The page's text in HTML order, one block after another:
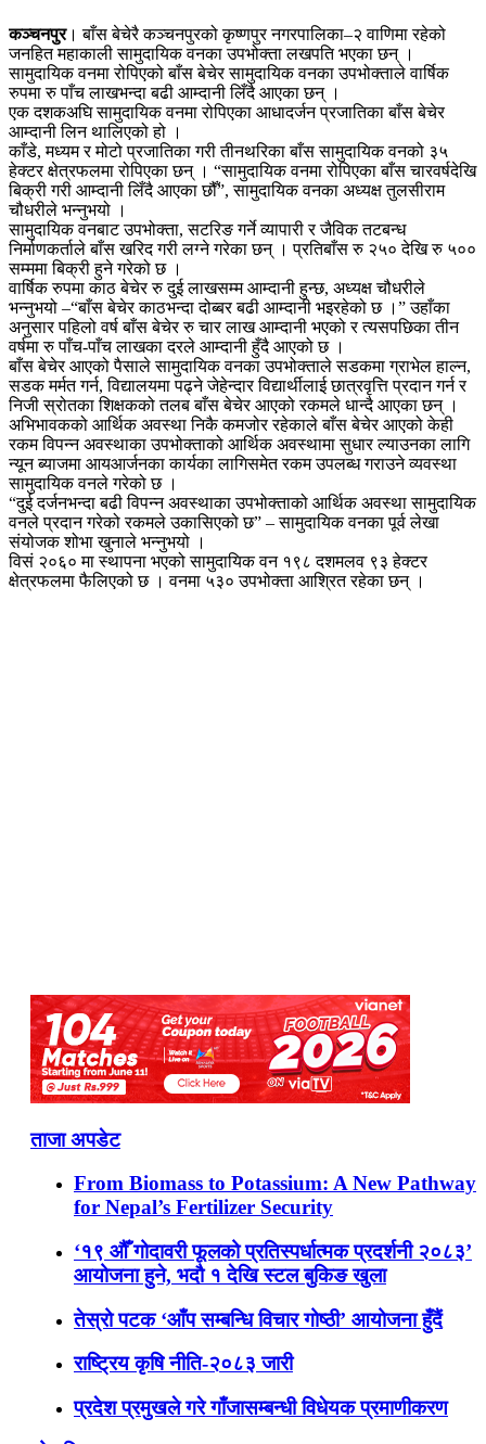
कञ्चनपुर। बाँस बेचेरै कञ्चनपुरको कृष्णपुर नगरपालिका–२ वाणिमा रहेको
जनहित महाकाली सामुदायिक वनका उपभोक्ता लखपति भएका छन् ।
सामुदायिक वनमा रोपिएको बाँस बेचेर सामुदायिक वनका उपभोक्ताले वार्षिक
रुपमा रु पाँच लाखभन्दा बढी आम्दानी लिँदै आएका छन् ।
एक दशकअघि सामुदायिक वनमा रोपिएका आधादर्जन प्रजातिका बाँस बेचेर
आम्दानी लिन थालिएको हो ।
काँडे, मध्यम र मोटो प्रजातिका गरी तीनथरिका बाँस सामुदायिक वनको ३५
हेक्टर क्षेत्रफलमा रोपिएका छन् । “सामुदायिक वनमा रोपिएका बाँस चारवर्षदेखि
बिक्री गरी आम्दानी लिँदै आएका छौँ”, सामुदायिक वनका अध्यक्ष तुलसीराम
चौधरीले भन्नुभयो ।
सामुदायिक वनबाट उपभोक्ता, सटरिङ गर्ने व्यापारी र जैविक तटबन्ध
निर्माणकर्ताले बाँस खरिद गरी लग्ने गरेका छन् । प्रतिबाँस रु २५० देखि रु ५००
सम्ममा बिक्री हुने गरेको छ ।
वार्षिक रुपमा काठ बेचेर रु दुई लाखसम्म आम्दानी हुन्छ, अध्यक्ष चौधरीले
भन्नुभयो –“बाँस बेचेर काठभन्दा दोब्बर बढी आम्दानी भइरहेको छ ।” उहाँका
अनुसार पहिलो वर्ष बाँस बेचेर रु चार लाख आम्दानी भएको र त्यसपछिका तीन
वर्षमा रु पाँच-पाँच लाखका दरले आम्दानी हुँदै आएको छ ।
बाँस बेचेर आएको पैसाले सामुदायिक वनका उपभोक्ताले सडकमा ग्राभेल हाल्न,
सडक मर्मत गर्न, विद्यालयमा पढ्ने जेहेन्दार विद्यार्थीलाई छात्रवृत्ति प्रदान गर्न र
निजी स्रोतका शिक्षकको तलब बाँस बेचेर आएको रकमले धान्दै आएका छन् ।
अभिभावकको आर्थिक अवस्था निकै कमजोर रहेकाले बाँस बेचेर आएको केही
रकम विपन्न अवस्थाका उपभोक्ताको आर्थिक अवस्थामा सुधार ल्याउनका लागि
न्यून ब्याजमा आयआर्जनका कार्यका लागिसमेत रकम उपलब्ध गराउने व्यवस्था
सामुदायिक वनले गरेको छ ।
“दुई दर्जनभन्दा बढी विपन्न अवस्थाका उपभोक्ताको आर्थिक अवस्था सामुदायिक
वनले प्रदान गरेको रकमले उकासिएको छ” – सामुदायिक वनका पूर्व लेखा
संयोजक शोभा खुनाले भन्नुभयो ।
विसं २०६० मा स्थापना भएको सामुदायिक वन १९८ दशमलव ९३ हेक्टर
क्षेत्रफलमा फैलिएको छ । वनमा ५३० उपभोक्ता आश्रित रहेका छन् ।
ताजा अपडेट
From Biomass to Potassium: A New Pathway
for Nepal’s Fertilizer Security
‘१९ औँ गोदावरी फूलको प्रतिस्पर्धात्मक प्रदर्शनी २०८३’
आयोजना हुने, भदौ १ देखि स्टल बुकिङ खुला
तेस्रो पटक ‘आँप सम्बन्धि विचार गोष्ठी’ आयोजना हुँदैं
राष्ट्रिय कृषि नीति-२०८३ जारी
प्रदेश प्रमुखले गरे गाँजासम्बन्धी विधेयक प्रमाणीकरण